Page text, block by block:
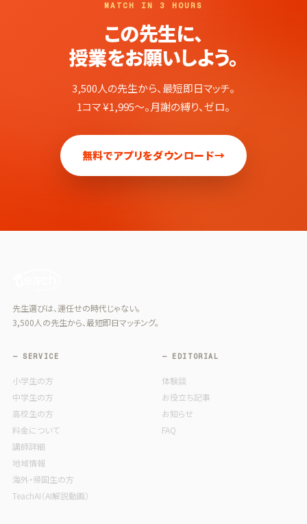
MATCH IN 3 HOURS
この先生に、
授業をお願いしよう。
3,500人の先生から、最短即日マッチ。
1コマ ¥1,995〜。月謝の縛り、ゼロ。
無料でアプリをダウンロード→
先生選びは、運任せの時代じゃない。
3,500人の先生から、最短即日マッチング。
— SERVICE
小学生の方
中学生の方
高校生の方
料金について
講師詳細
地域情報
海外・帰国生の方
TeachAI（AI解説動画）
— EDITORIAL
体験談
お役立ち記事
お知らせ
FAQ